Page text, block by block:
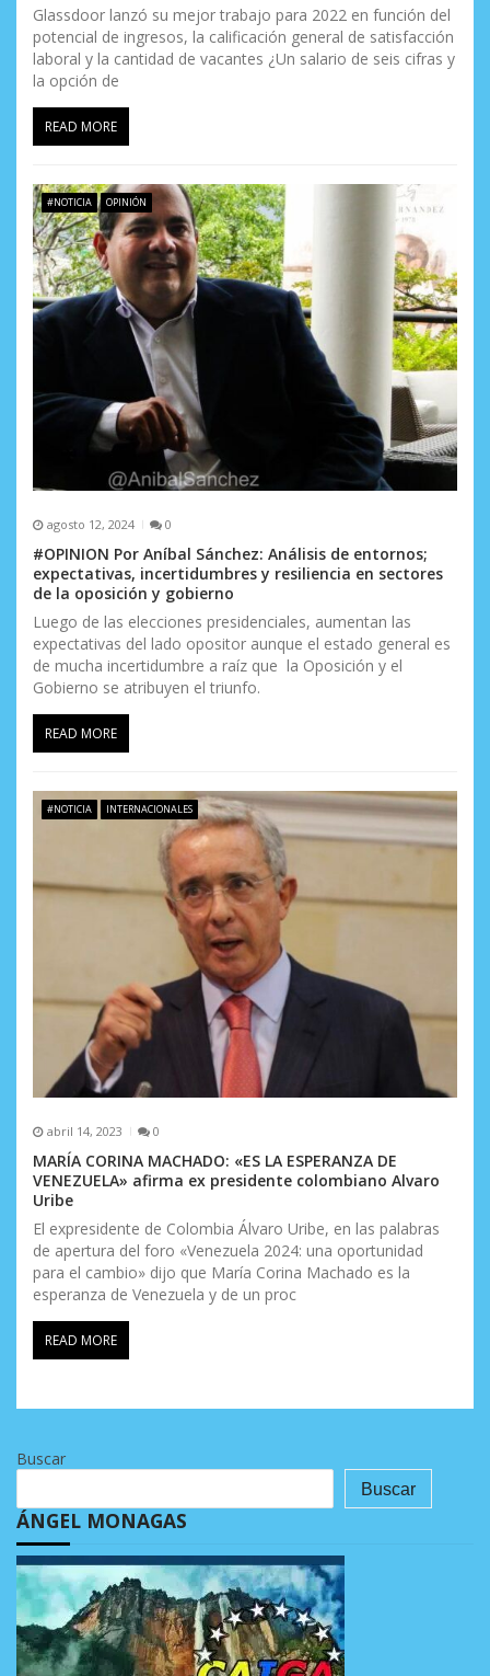
Glassdoor lanzó su mejor trabajo para 2022 en función del
potencial de ingresos, la calificación general de satisfacción
laboral y la cantidad de vacantes ¿Un salario de seis cifras y
la opción de
READ MORE
#NOTICIA OPINIÓN
agosto 12, 2024 0
#OPINION Por Aníbal Sánchez: Análisis de entornos;
expectativas, incertidumbres y resiliencia en sectores
de la oposición y gobierno
Luego de las elecciones presidenciales, aumentan las
expectativas del lado opositor aunque el estado general es
de mucha incertidumbre a raíz que la Oposición y el
Gobierno se atribuyen el triunfo.
READ MORE
#NOTICIA INTERNACIONALES
abril 14, 2023 0
MARÍA CORINA MACHADO: «ES LA ESPERANZA DE
VENEZUELA» afirma ex presidente colombiano Alvaro
Uribe
El expresidente de Colombia Álvaro Uribe, en las palabras
de apertura del foro «Venezuela 2024: una oportunidad
para el cambio» dijo que María Corina Machado es la
esperanza de Venezuela y de un proc
READ MORE
Buscar
Buscar
ÁNGEL MONAGAS